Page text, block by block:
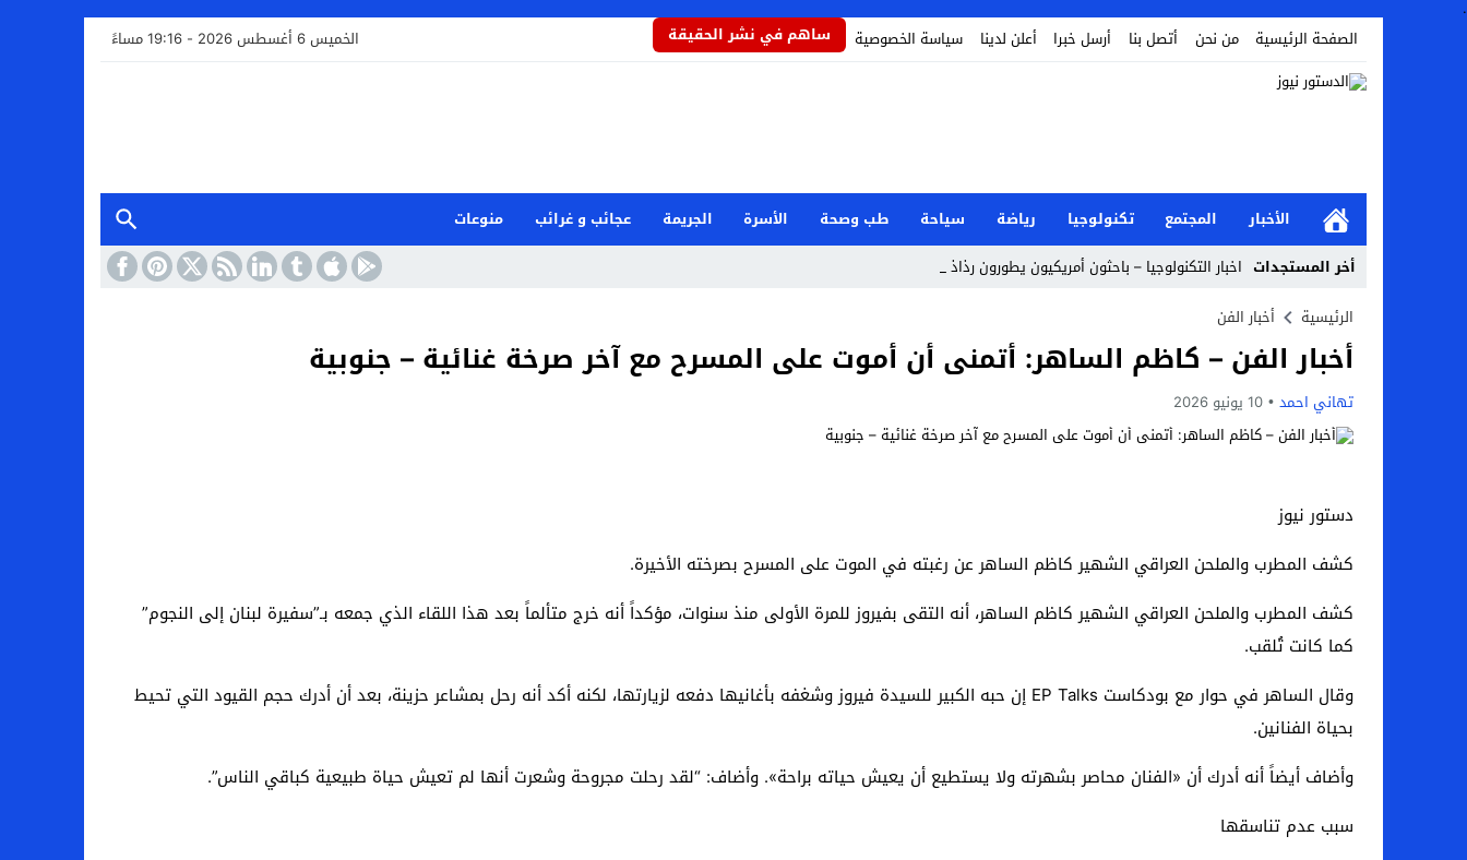
.
الصفحة الرئيسية
من نحن أتصل بنا أرسل خبرا أعلن لدينا سياسة الخصوصية ساهم في نشر الحقيقة الخميس 6 أغسطس 2026 - 19:16 مساءً
الأخبار المجتمع تكنولوجيا رياضة سياحة طب وصحة الأسرة الجريمة عجائب و غرائب
منوعات
أخر المستجدات اخبار التكنولوجيا – باحثون أمريكيون يطورون رذاذاً ي _
Stop
Previous
Next
الرئيسية أخبار الفن
أخبار الفن – كاظم الساهر: أتمنى أن أموت على المسرح مع آخر صرخة غنائية – جنوبية
تهاني احمد 10 يونيو 2026
دستور نيوز
كشف المطرب والملحن العراقي الشهير كاظم الساهر عن رغبته في الموت على المسرح بصرخته الأخيرة.
كشف المطرب والملحن العراقي الشهير كاظم الساهر، أنه التقى بفيروز للمرة الأولى منذ سنوات، مؤكداً أنه خرج متألماً بعد هذا اللقاء الذي جمعه بـ”سفيرة لبنان إلى النجوم”
كما كانت تُلقب.
وقال الساهر في حوار مع بودكاست EP Talks إن حبه الكبير للسيدة فيروز وشغفه بأغانيها دفعه لزيارتها، لكنه أكد أنه رحل بمشاعر حزينة، بعد أن أدرك حجم القيود التي تحيط
بحياة الفنانين.
وأضاف أيضاً أنه أدرك أن «الفنان محاصر بشهرته ولا يستطيع أن يعيش حياته براحة». وأضاف: “لقد رحلت مجروحة وشعرت أنها لم تعيش حياة طبيعية كباقي الناس”.
سبب عدم تناسقها